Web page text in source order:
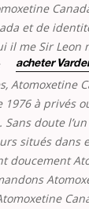
et de
il me Sir Leon
acheter
Atomoxetine
à privés
. Sans doute
situés dans
doucement